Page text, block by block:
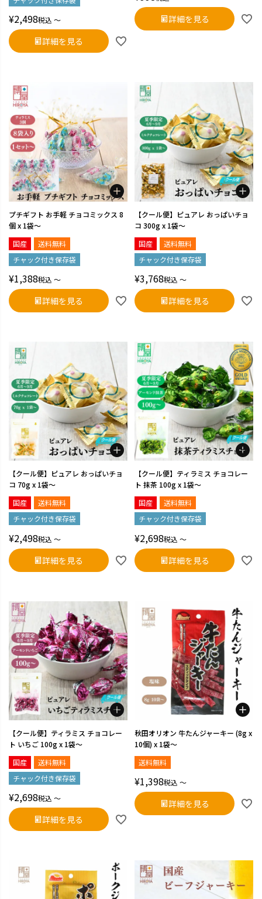
¥2,498税込 〜
詳細を見る
詳細を見る
プチギフト お手軽 チョコミックス 8
個 x 1袋～
国産
送料無料
チャック付き保存袋
¥1,388税込 〜
詳細を見る
【クール便】ピュアレ おっぱいチョ
コ 300g x 1袋～
国産
送料無料
チャック付き保存袋
¥3,768税込 〜
詳細を見る
【クール便】ピュアレ おっぱいチョ
コ 70g x 1袋～
国産
送料無料
チャック付き保存袋
¥2,498税込 〜
詳細を見る
【クール便】ティラミス チョコレー
ト 抹茶 100g x 1袋～
国産
送料無料
チャック付き保存袋
¥2,698税込 〜
詳細を見る
【クール便】ティラミス チョコレー
ト いちご 100g x 1袋～
国産
送料無料
チャック付き保存袋
¥2,698税込 〜
詳細を見る
秋田オリオン 牛たんジャーキー (8g x
10個) x 1袋～
送料無料
¥1,398税込 〜
詳細を見る